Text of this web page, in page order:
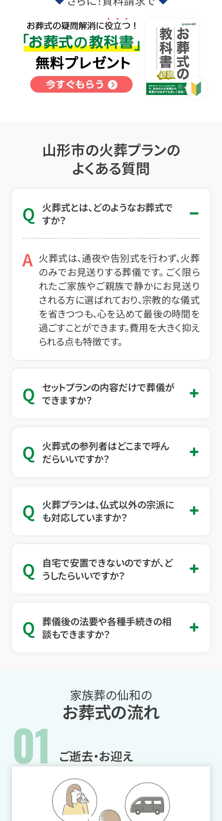
山形市の火葬プランの
よくある質問
Q
火葬式とは、どのようなお葬式で
すか？
A 火葬式は、通夜や告別式を行わず、火葬
のみでお見送りする葬儀です。 ごく限ら
れたご家族やご親族で静かにお見送り
される方に選ばれており、宗教的な儀式
を省きつつも、心を込めて最後の時間を
過ごすことができます。費用を大きく抑え
られる点も特徴です。
Q
セットプランの内容だけで葬儀が
できますか？
Q
火葬式の参列者はどこまで呼ん
だらいいですか？
Q
火葬プランは、仏式以外の宗派に
も対応していますか？
Q
自宅で安置できないのですが、ど
うしたらいいですか？
Q 葬儀後の法要や各種手続きの相
談もできますか？
家族葬の仙和の
お葬式の流れ
01 ご逝去・お迎え